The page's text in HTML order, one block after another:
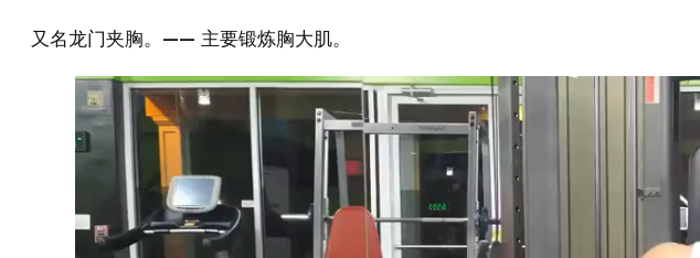
又名龙门夹胸。—— 主要锻炼胸大肌。